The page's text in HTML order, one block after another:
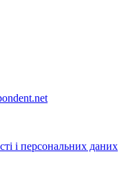
і персональних даних